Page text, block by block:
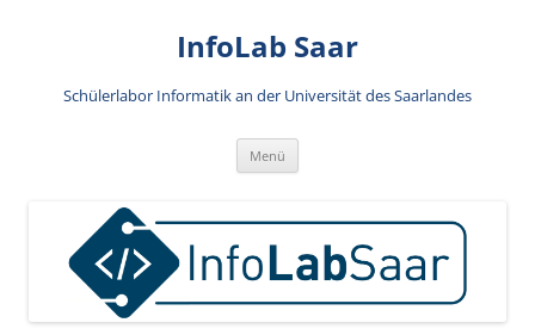
InfoLab Saar
Schülerlabor Informatik an der Universität des Saarlandes
Menü